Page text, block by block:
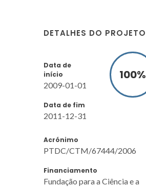
DETALHES DO PROJETO
Data de
início
2009-01-01
Data de fim
2011-12-31
100%
Acrónimo
PTDC/CTM/67444/2006
Financiamento
Fundação para a Ciência e a